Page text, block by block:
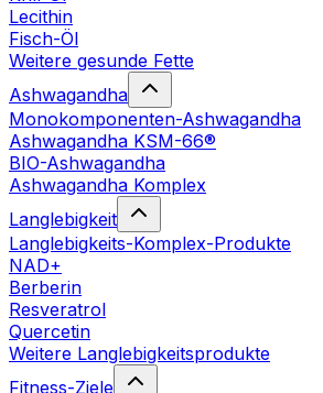
Lecithin
Fisch-Öl
Weitere gesunde Fette
Ashwagandha
Monokomponenten-Ashwagandha
Ashwagandha KSM-66®
BIO-Ashwagandha
Ashwagandha Komplex
Langlebigkeit
Langlebigkeits-Komplex-Produkte
NAD+
Berberin
Resveratrol
Quercetin
Weitere Langlebigkeitsprodukte
Fitness-Ziele